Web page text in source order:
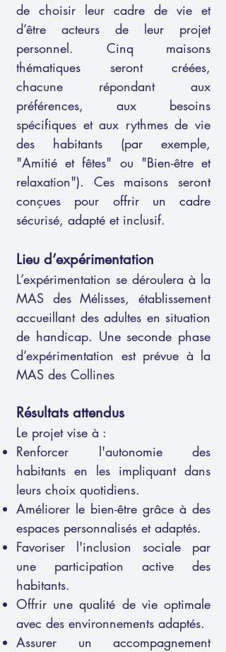
de choisir leur cadre de vie et
d’être acteurs de leur projet
personnel. Cinq maisons
thématiques seront créées,
chacune répondant aux
préférences, aux besoins
spécifiques et aux rythmes de vie
des habitants (par exemple,
"Amitié et fêtes" ou "Bien-être et
relaxation"). Ces maisons seront
conçues pour offrir un cadre
sécurisé, adapté et inclusif.
Lieu d’expérimentation
L’expérimentation se déroulera à la
MAS des Mélisses, établissement
accueillant des adultes en situation
de handicap. Une seconde phase
d’expérimentation est prévue à la
MAS des Collines​
Résultats attendus
Le projet vise à :
Renforcer l'autonomie des
habitants en les impliquant dans
leurs choix quotidiens.
Améliorer le bien-être grâce à des
espaces personnalisés et adaptés.
Favoriser l'inclusion sociale par
une participation active des
habitants.
Offrir une qualité de vie optimale
avec des environnements adaptés.
Assurer un accompagnement